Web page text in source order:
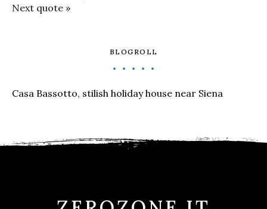
Next quote »
BLOGROLL
Casa Bassotto, stilish holiday house near Siena